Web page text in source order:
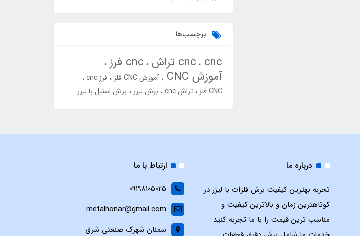
برچسب‌ها
cnc cnc تراش
cnc فرز
آموزش CNC
آموزش CNC فلز
فرز cnc
CNC فلز
تراش cnc برش لیزر برش استیل با لیزر
درباره ما
تجربه بهترین کیفیت برش فلزات با لیزر در
کوتاهترین زمان و بالاترین کیفیت و
مناسب ترین قیمت را با ما تجربه کنید
ارتباط با ما
09198105025
metalhonar@gmail.com
سمنان شهرک صنعتی شرق